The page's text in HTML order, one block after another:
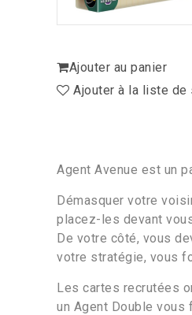
Ajouter au panier
Ajouter à la liste de
Agent Avenue est un
Démasquer votre
placez-les devant
De votre côté, vous
votre stratégie, vous
Les cartes recrutées
un Agent Double vous